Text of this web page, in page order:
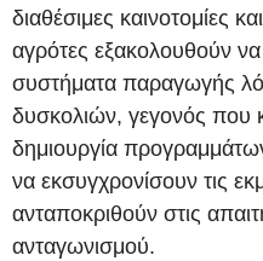
διαθέσιμες καινοτομίες
αγρότες εξακολουθούν
συστήματα παραγωγής
δυσκολιών, γεγονός που
δημιουργία
να εκσυγχρονίσουν τις
ανταποκριθούν στις
ανταγωνισμού.